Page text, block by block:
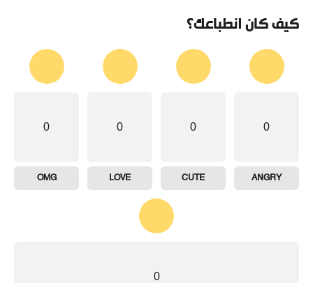
كيف كان انطباعك؟
0
ANGRY
0
CUTE
0
LOVE
0
OMG
0